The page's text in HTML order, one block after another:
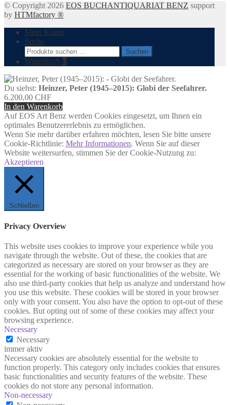
© Copyright 2026 EOS BUCHANTIQUARIAT BENZ support
by HTMfactory ®
Mein Konto
Suche
Suchen
nach:
Suchen
Warenkorb 0
Du siehst: Heinzer, Peter (1945–2015): Globi der Seefahrer.
6.200,00 CHF
In den Warenkorb
Auf EOS Art Benz werden Cookies eingesetzt, um Ihnen ein
optimales Benutzererlebnis zu ermöglichen.
Wenn Sie mehr darüber erfahren möchten, lesen Sie bitte unsere
Cookie-Richtlinie: Mehr Informationen. Wenn Sie auf dieser
Website weitersurfen, stimmen Sie der Cookie-Nutzung zu:
Akzeptieren
Schließen
Privacy Overview
This website uses cookies to improve your experience while you
navigate through the website. Out of these, the cookies that are
categorized as necessary are stored on your browser as they are
essential for the working of basic functionalities of the website. We
also use third-party cookies that help us analyze and understand how
you use this website. These cookies will be stored in your browser
only with your consent. You also have the option to opt-out of these
cookies. But opting out of some of these cookies may affect your
browsing experience.
Necessary
Necessary
immer aktiv
Necessary cookies are absolutely essential for the website to
function properly. This category only includes cookies that ensures
basic functionalities and security features of the website. These
cookies do not store any personal information.
Non-necessary